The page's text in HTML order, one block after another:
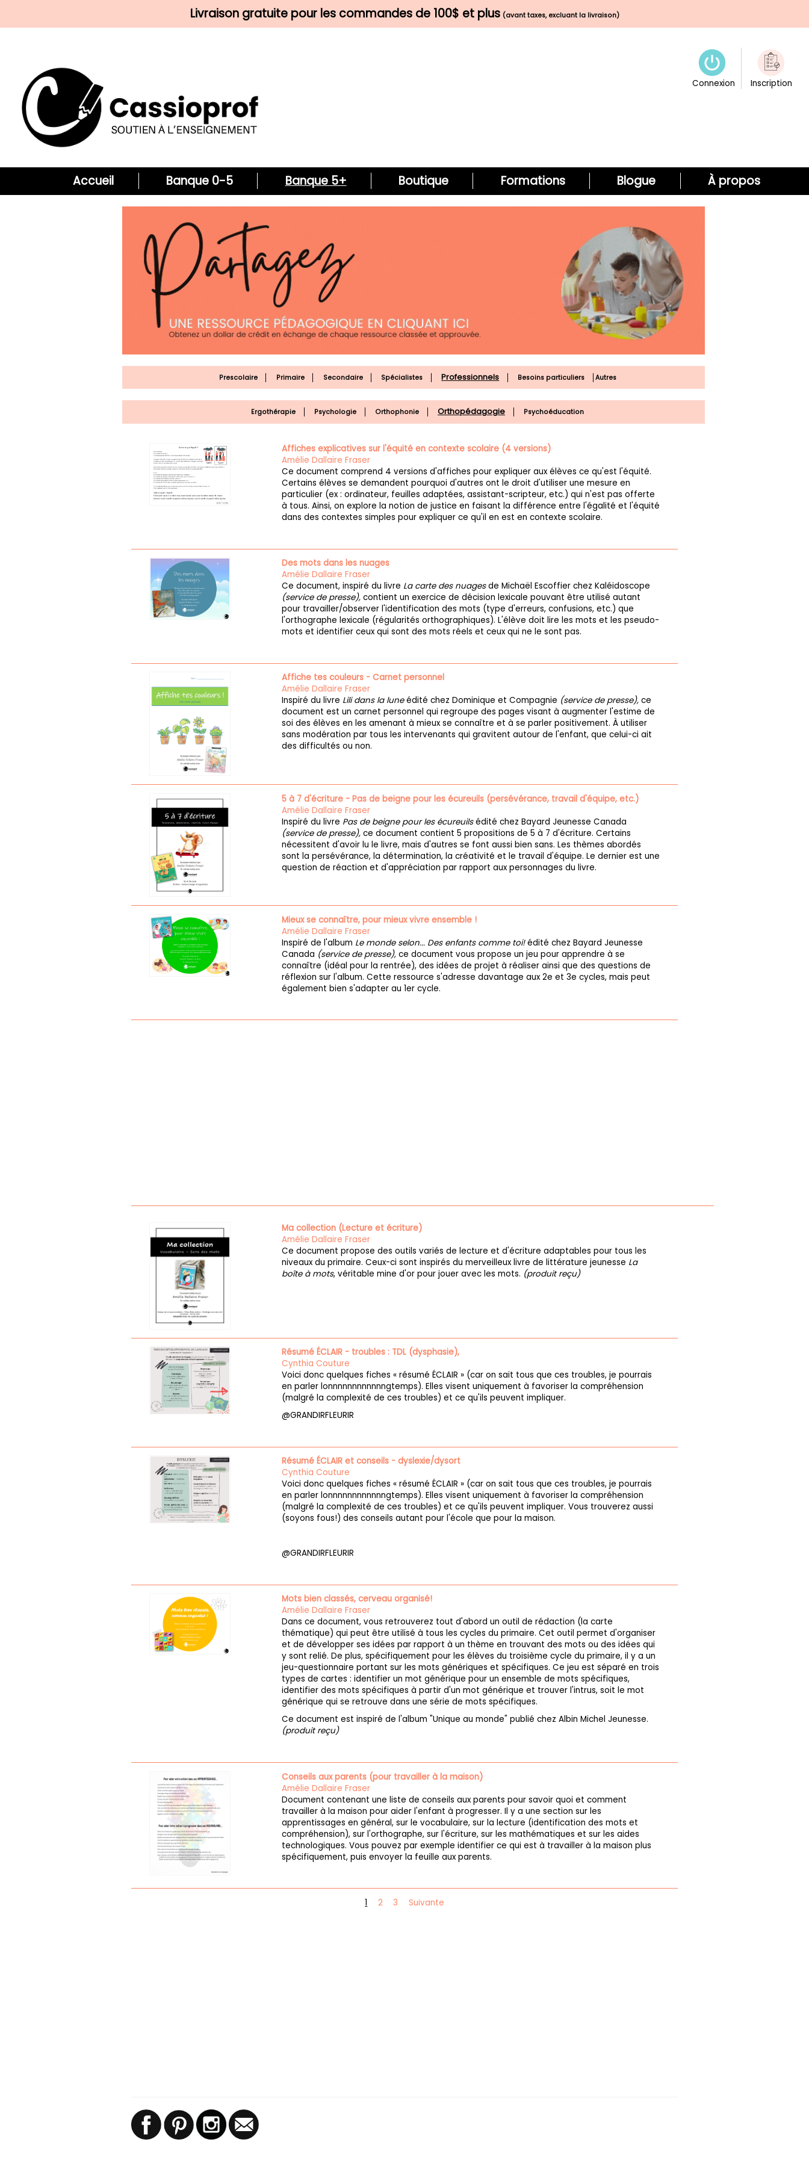
Livraison gratuite pour les commandes de 100$ et plus (avant taxes, excluant la livraison)
Connexion Inscription
Accueil Banque 0-5 Banque 5+ Boutique Formations Blogue À propos
Prescolaire Primaire Secondaire Spécialistes Professionnels Besoins particuliers Autres
Ergothérapie Psychologie Orthophonie Orthopédagogie Psychoéducation
Affiches explicatives sur l'équité en contexte scolaire (4 versions)
Amélie Dallaire Fraser
Ce document comprend 4 versions d'affiches pour expliquer aux élèves ce qu'est l'équité.
Certains élèves se demandent pourquoi d'autres ont le droit d'utiliser une mesure en
particulier (ex : ordinateur, feuilles adaptées, assistant-scripteur, etc.) qui n'est pas offerte
à tous. Ainsi, on explore la notion de justice en faisant la différence entre l'égalité et l'équité
dans des contextes simples pour expliquer ce qu'il en est en contexte scolaire.
Des mots dans les nuages
Amélie Dallaire Fraser
Ce document, inspiré du livre La carte des nuagesde Michaël Escoffier chez Kaléidoscope
(service de presse),contient un exercice de décision lexicale pouvant être utilisé autant
pour travailler/observer l'identification des mots (type d'erreurs, confusions, etc.) que
l'orthographe lexicale (régularités orthographiques). L'élève doit lire les mots et les pseudo-
mots et identifier ceux qui sont des mots réels et ceux qui ne le sont pas.
Affiche tes couleurs - Carnet personnel
Amélie Dallaire Fraser
Inspiré du livre Lili dans la luneédité chez Dominique et Compagnie (service de presse), ce
document est un carnet personnel qui regroupe des pages visant à augmenter l'estime de
soi des élèves en les amenant à mieux se connaître et à se parler positivement. À utiliser
sans modération par tous les intervenants qui gravitent autour de l'enfant, que celui-ci ait
des difficultés ou non.
5 à 7 d'écriture - Pas de beigne pour les écureuils (persévérance, travail d'équipe, etc.)
Amélie Dallaire Fraser
Inspiré du livre Pas de beigne pour les écureuilsédité chez Bayard Jeunesse Canada
(service de presse), ce document contient 5 propositions de 5 à 7 d'écriture. Certains
nécessitent d'avoir lu le livre, mais d'autres se font aussi bien sans. Les thèmes abordés
sont la persévérance, la détermination, la créativité et le travail d'équipe. Le dernier est une
question de réaction et d'appréciation par rapport aux personnages du livre.
Mieux se connaître, pour mieux vivre ensemble !
Amélie Dallaire Fraser
Inspiré de l'album Le monde selon... Des enfants comme toi!édité chez Bayard Jeunesse
Canada (service de presse), ce document vous propose un jeu pour apprendre à se
connaître (idéal pour la rentrée), des idées de projet à réaliser ainsi que des questions de
réflexion sur l'album. Cette ressource s'adresse davantage aux 2e et 3e cycles, mais peut
également bien s'adapter au 1er cycle.
Ma collection (Lecture et écriture)
Amélie Dallaire Fraser
Ce document propose des outils variés de lecture et d'écriture adaptables pour tous les
niveaux du primaire. Ceux-ci sont inspirés du merveilleux livre de littérature jeunesse La
boîte à mots, véritable mine d'or pour jouer avec les mots. (produit reçu)
Résumé ÉCLAIR - troubles : TDL (dysphasie),
Cynthia Couture
Voici donc quelques fiches « résumé ÉCLAIR » (car on sait tous que ces troubles, je pourrais
en parler lonnnnnnnnnnnngtemps). Elles visent uniquement à favoriser la compréhension
(malgré la complexité de ces troubles) et ce qu'ils peuvent impliquer.
@GRANDIRFLEURIR
Résumé ÉCLAIR et conseils - dyslexie/dysort
Cynthia Couture
Voici donc quelques fiches « résumé ÉCLAIR » (car on sait tous que ces troubles, je pourrais
en parler lonnnnnnnnnnnngtemps). Elles visent uniquement à favoriser la compréhension
(malgré la complexité de ces troubles) et ce qu'ils peuvent impliquer. Vous trouverez aussi
(soyons fous!) des conseils autant pour l'école que pour la maison.
@GRANDIRFLEURIR
Mots bien classés, cerveau organisé!
Amélie Dallaire Fraser
Dans ce document, vous retrouverez tout d'abord un outil de rédaction (la carte
thématique) qui peut être utilisé à tous les cycles du primaire. Cet outil permet d'organiser
et de développer ses idées par rapport à un thème en trouvant des mots ou des idées qui
y sont relié. De plus, spécifiquement pour les élèves du troisième cycle du primaire, il y a un
jeu-questionnaire portant sur les mots génériques et spécifiques. Ce jeu est séparé en trois
types de cartes : identifier un mot générique pour un ensemble de mots spécifiques,
identifier des mots spécifiques à partir d'un mot générique et trouver l'intrus, soit le mot
générique qui se retrouve dans une série de mots spécifiques.
Ce document est inspiré de l'album "Unique au monde" publié chez Albin Michel Jeunesse.
(produit reçu)
Conseils aux parents (pour travailler à la maison)
Amélie Dallaire Fraser
Document contenant une liste de conseils aux parents pour savoir quoi et comment
travailler à la maison pour aider l'enfant à progresser. Il y a une section sur les
apprentissages en général, sur le vocabulaire, sur la lecture (identification des mots et
compréhension), sur l'orthographe, sur l'écriture, sur les mathématiques et sur les aides
technologiques. Vous pouvez par exemple identifier ce qui est à travailler à la maison plus
spécifiquement, puis envoyer la feuille aux parents.
1 2 3 Suivante